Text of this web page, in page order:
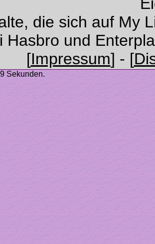
die sich auf My
Sekunden.